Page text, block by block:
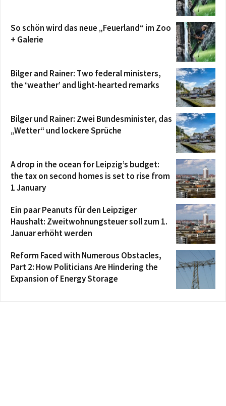
So schön wird das neue „Feuerland“ im Zoo
+ Galerie
Bilger and Rainer: Two federal ministers,
the ‘weather’ and light-hearted remarks
Bilger und Rainer: Zwei Bundesminister, das
„Wetter“ und lockere Sprüche
A drop in the ocean for Leipzig’s budget:
the tax on second homes is set to rise from
1 January
Ein paar Peanuts für den Leipziger
Haushalt: Zweitwohnungsteuer soll zum 1.
Januar erhöht werden
Reform Faced with Numerous Obstacles,
Part 2: How Politicians Are Hindering the
Expansion of Energy Storage